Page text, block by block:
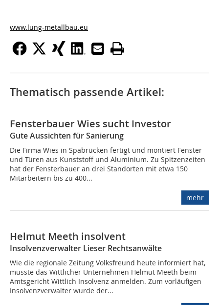
www.lung-metallbau.eu
Thematisch passende Artikel:
Fensterbauer Wies sucht Investor
Gute Aussichten für Sanierung
Die Firma Wies in Spabrücken fertigt und montiert Fenster
und Türen aus Kunststoff und Aluminium. Zu Spitzenzeiten
hat der Fensterbauer an drei Standorten mit etwa 150
Mitarbeitern bis zu 400...
mehr
Helmut Meeth insolvent
Insolvenzverwalter Lieser Rechtsanwälte
Wie die regionale Zeitung Volksfreund heute informiert hat,
musste das Wittlicher Unternehmen Helmut Meeth beim
Amtsgericht Wittlich Insolvenz anmelden. Zum vorläufigen
Insolvenzverwalter wurde der...